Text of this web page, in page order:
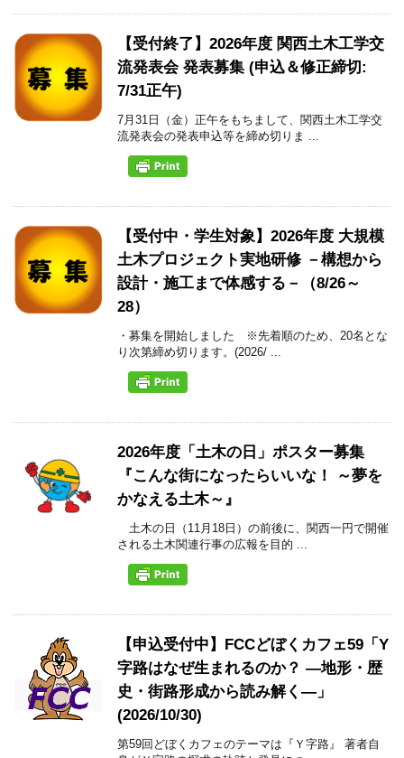
【受付終了】2026年度 関西土木工学交
流発表会 発表募集 (申込＆修正締切:
7/31正午)
7月31日（金）正午をもちまして、関西土木工学交
流発表会の発表申込等を締め切りま ...
【受付中・学生対象】2026年度 大規模
土木プロジェクト実地研修 －構想から
設計・施工まで体感する－（8/26～
28）
・募集を開始しました ※先着順のため、20名とな
り次第締め切ります。(2026/ ...
2026年度「土木の日」ポスター募集
『こんな街になったらいいな！ ～夢を
かなえる土木～』
土木の日（11月18日）の前後に、関西一円で開催
される土木関連行事の広報を目的 ...
【申込受付中】FCCどぼくカフェ59「Y
字路はなぜ生まれるのか？ ―地形・歴
史・街路形成から読み解く―」
(2026/10/30)
第59回どぼくカフェのテーマは『Ｙ字路』 著者自